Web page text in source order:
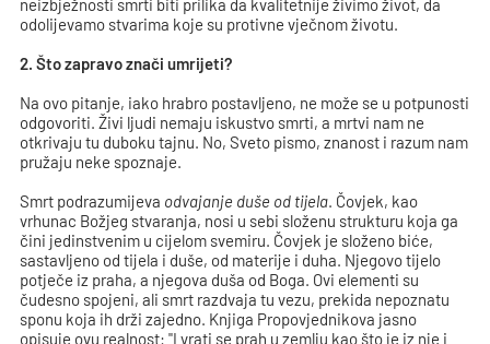
neizbježnosti smrti biti prilika da kvalitetnije živimo život, da
odolijevamo stvarima koje su protivne vječnom životu.
2. Što zapravo znači umrijeti?
Na ovo pitanje, iako hrabro postavljeno, ne može se u potpunosti
odgovoriti. Živi ljudi nemaju iskustvo smrti, a mrtvi nam ne
otkrivaju tu duboku tajnu. No, Sveto pismo, znanost i razum nam
pružaju neke spoznaje.
Smrt podrazumijeva odvajanje duše od tijela. Čovjek, kao
vrhunac Božjeg stvaranja, nosi u sebi složenu strukturu koja ga
čini jedinstvenim u cijelom svemiru. Čovjek je složeno biće,
sastavljeno od tijela i duše, od materije i duha. Njegovo tijelo
potječe iz praha, a njegova duša od Boga. Ovi elementi su
čudesno spojeni, ali smrt razdvaja tu vezu, prekida nepoznatu
sponu koja ih drži zajedno. Knjiga Propovjednikova jasno
opisuje ovu realnost: "I vrati se prah u zemlju kao što je iz nje i